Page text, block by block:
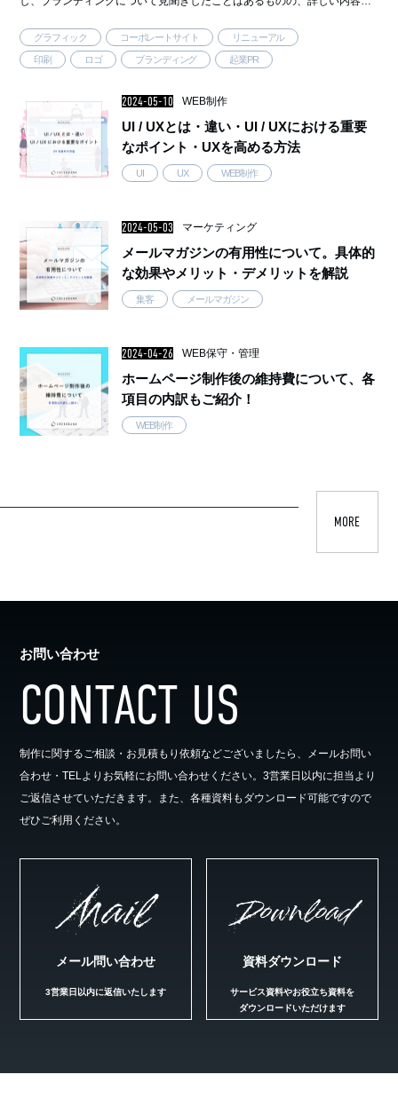
ンディングの意味や取り …..
グラフィック コーポレートサイト リニューアル
印刷 ロゴ ブランディング 起業PR
2024-05-10 WEB制作
UI / UXとは・違い・UI / UXにおける重要
なポイント・UXを高める方法
UI UX WEB制作
2024-05-03 マーケティング
メールマガジンの有用性について。具体的
な効果やメリット・デメリットを解説
集客 メールマガジン
2024-04-26 WEB保守・管理
ホームページ制作後の維持費について、各
項目の内訳もご紹介！
WEB制作
MORE
お問い合わせ
CONTACT US
制作に関するご相談・お見積もり依頼などございましたら、メールお問い
合わせ・TELよりお気軽にお問い合わせください。3営業日以内に担当より
ご返信させていただきます。また、各種資料もダウンロード可能ですので
ぜひご利用ください。
Mail
メール問い合わせ
3営業日以内に返信いたします
Download
資料ダウンロード
サービス資料やお役立ち資料を
ダウンロードいただけます